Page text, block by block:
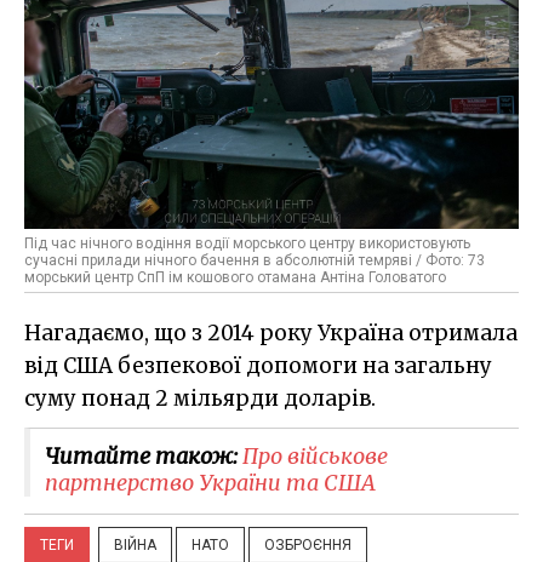
Під час нічного водіння водії морського центру використовують
сучасні прилади нічного бачення в абсолютній темряві / Фото: 73
морський центр СпП ім кошового отамана Антіна Головатого
Нагадаємо, що з 2014 року Україна отримала
від США безпекової допомоги на загальну
суму понад 2 мільярди доларів.
Читайте також:Про військове
партнерство України та США
ТЕГИ ВІЙНА НАТО ОЗБРОЄННЯ